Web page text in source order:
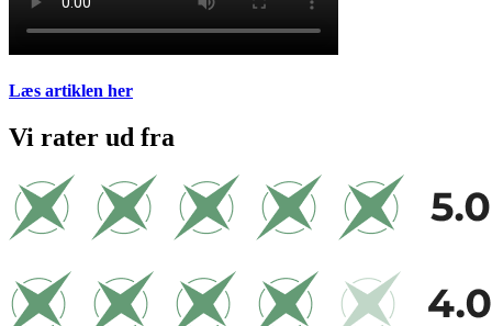
Læs artiklen her
Vi rater ud fra